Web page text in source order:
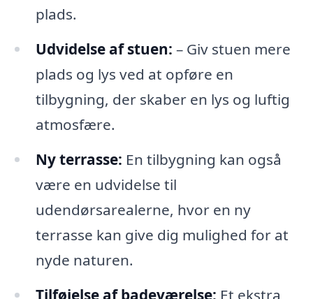
plads.
Udvidelse af stuen: – Giv stuen mere
plads og lys ved at opføre en
tilbygning, der skaber en lys og luftig
atmosfære.
Ny terrasse: En tilbygning kan også
være en udvidelse til
udendørsarealerne, hvor en ny
terrasse kan give dig mulighed for at
nyde naturen.
Tilføjelse af badeværelse: Et ekstra